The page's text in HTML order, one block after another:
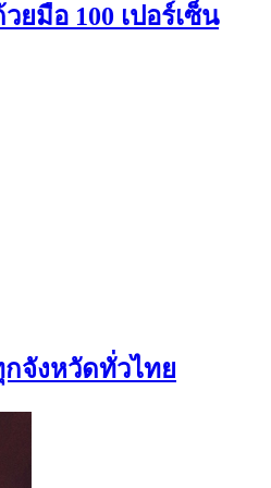
มือ 100 เปอร์เซ็น
จังหวัดทั่วไทย